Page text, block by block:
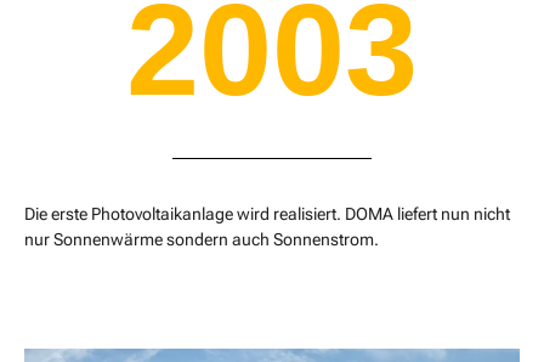
2003
Die erste Photovoltaikanlage wird realisiert. DOMA liefert nun nicht
nur Sonnenwärme sondern auch Sonnenstrom.